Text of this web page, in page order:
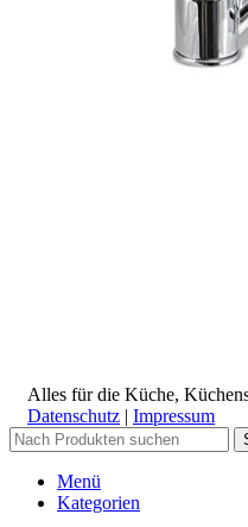
Alles für die Küche,
Datenschutz | Impressum
Menü
Kategorien